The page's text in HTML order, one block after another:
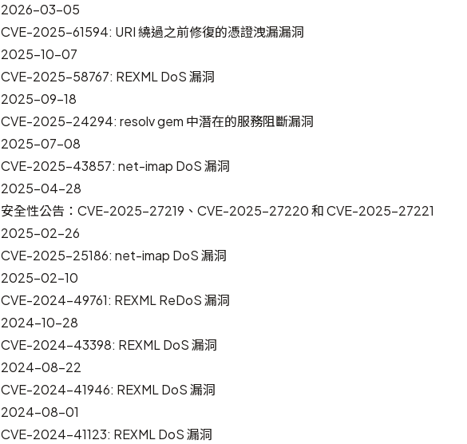
2026-03-05
CVE-2025-61594: URI 繞過之前修復的憑證洩漏漏洞
2025-10-07
CVE-2025-58767: REXML DoS 漏洞
2025-09-18
CVE-2025-24294: resolv gem 中潛在的服務阻斷漏洞
2025-07-08
CVE-2025-43857: net-imap DoS 漏洞
2025-04-28
安全性公告：CVE-2025-27219、CVE-2025-27220 和 CVE-2025-27221
2025-02-26
CVE-2025-25186: net-imap DoS 漏洞
2025-02-10
CVE-2024-49761: REXML ReDoS 漏洞
2024-10-28
CVE-2024-43398: REXML DoS 漏洞
2024-08-22
CVE-2024-41946: REXML DoS 漏洞
2024-08-01
CVE-2024-41123: REXML DoS 漏洞